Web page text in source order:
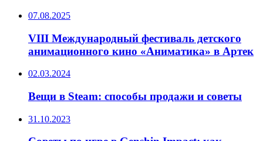
07.08.2025
VIII Международный фестиваль детского
анимационного кино «Аниматика» в Артек
02.03.2024
Вещи в Steam: способы продажи и советы
31.10.2023